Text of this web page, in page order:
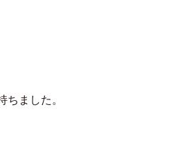
ました。